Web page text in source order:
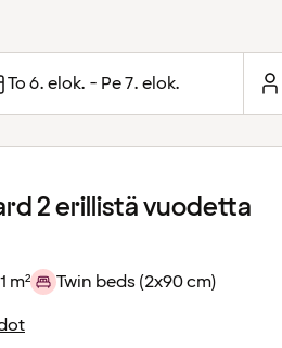
To 6. elok. - Pe 7. elok.
2 erillistä vuodetta
m²
Twin beds (2x90 cm)